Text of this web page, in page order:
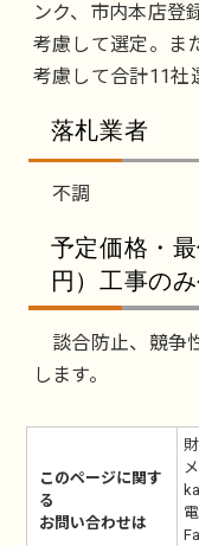
ンク、市内本店登
考慮して選定。ま
考慮して合計11社
落札業者
不調
予定価格・
円）工事の
談合防止、競争
します。
このページに関す
る
お問い合わせは